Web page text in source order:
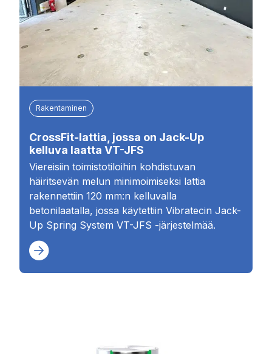
Rakentaminen
CrossFit-lattia, jossa on Jack-Up
kelluva laatta VT-JFS
Viereisiin toimistotiloihin kohdistuvan
häiritsevän melun minimoimiseksi lattia
rakennettiin 120 mm:n kelluvalla
betonilaatalla, jossa käytettiin Vibratecin Jack-
Up Spring System VT-JFS -järjestelmää.